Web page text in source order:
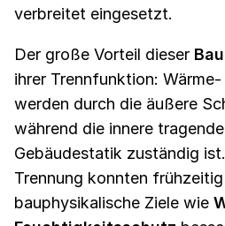
verbreitet eingesetzt.
Der große Vorteil dieser
ihrer Trennfunktion:
werden durch die äußere
während die innere
Gebäudestatik zuständig
Trennung konnten
bauphysikalische Ziele wie